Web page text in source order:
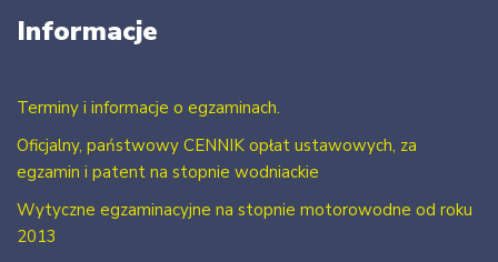
Informacje
Terminy i informacje o egzaminach.
Oficjalny, państwowy CENNIK opłat ustawowych, za
egzamin i patent na stopnie wodniackie
Wytyczne egzaminacyjne na stopnie motorowodne od roku
2013